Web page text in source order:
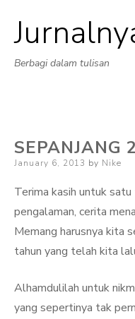
Berbagi dalam tulisan
SEPANJANG
Posted
January 6, 2013 by Nike
Terima kasih untuk satu
pengalaman, cerita
Memang harusnya kita
tahun yang telah kita
Alhamdulilah untuk
yang sepertinya tak